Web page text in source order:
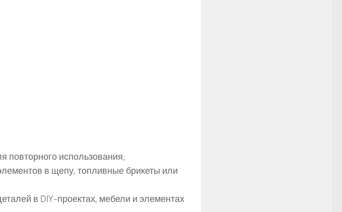
повторного использования;
в щепу, топливные брикеты или
в DIY-проектах, мебели и элементах